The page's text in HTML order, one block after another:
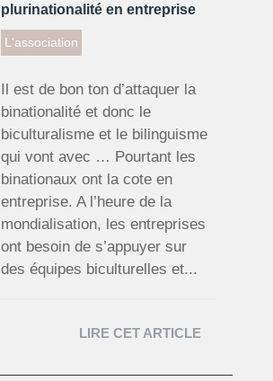
plurinationalité en entreprise
L'association
Il est de bon ton d’attaquer la
binationalité et donc le
biculturalisme et le bilinguisme
qui vont avec … Pourtant les
binationaux ont la cote en
entreprise. A l’heure de la
mondialisation, les entreprises
ont besoin de s’appuyer sur
des équipes biculturelles et...
LIRE CET ARTICLE